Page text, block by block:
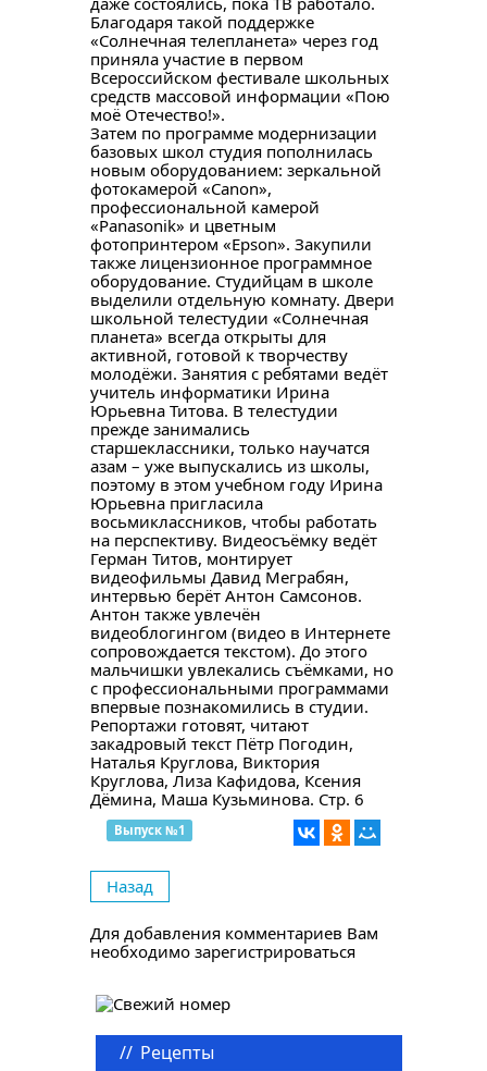
Благодаря такой поддержке
«Солнечная телепланета» через год
приняла участие в первом
Всероссийском фестивале школьных
средств массовой информации «Пою
моё Отечество!».
Затем по программе модернизации
базовых школ студия пополнилась
новым оборудованием: зеркальной
фотокамерой «Canon»,
профессиональной камерой
«Panasonik» и цветным
фотопринтером «Epson». Закупили
также лицензионное программное
оборудование. Студийцам в школе
выделили отдельную комнату. Двери
школьной телестудии «Солнечная
планета» всегда открыты для
активной, готовой к творчеству
молодёжи. Занятия с ребятами ведёт
учитель информатики Ирина
Юрьевна Титова. В телестудии
прежде занимались
старшеклассники, только научатся
азам – уже выпускались из школы,
поэтому в этом учебном году Ирина
Юрьевна пригласила
восьмиклассников, чтобы работать
на перспективу. Видеосъёмку ведёт
Герман Титов, монтирует
видеофильмы Давид Меграбян,
интервью берёт Антон Самсонов.
Антон также увлечён
видеоблогингом (видео в Интернете
сопровождается текстом). До этого
мальчишки увлекались съёмками, но
с профессиональными программами
впервые познакомились в студии.
Репортажи готовят, читают
закадровый текст Пётр Погодин,
Наталья Круглова, Виктория
Круглова, Лиза Кафидова, Ксения
Дёмина, Маша Кузьминова. Стр. 6
Выпуск №1
Назад
Для добавления комментариев Вам
необходимо зарегистрироваться
// Рецепты